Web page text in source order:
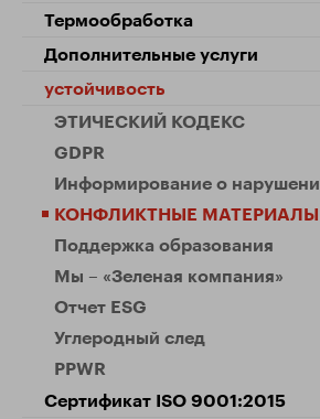
Термообработка
Дополнительные услуги
устойчивость
ЭТИЧЕСКИЙ КОДЕКС
GDPR
Информирование о
КОНФЛИКТНЫЕ МАТЕРИАЛЫ
Поддержка образования
Мы – «Зеленая компания»
Отчет ESG
Углеродный след
PPWR
Сертификат ISO 9001:2015